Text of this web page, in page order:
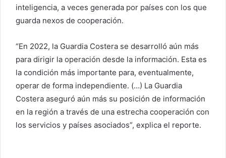
inteligencia, a veces generada por países con los que
guarda nexos de cooperación.
“En 2022, la Guardia Costera se desarrolló aún más
para dirigir la operación desde la información. Esta es
la condición más importante para, eventualmente,
operar de forma independiente. (…) La Guardia
Costera aseguró aún más su posición de información
en la región a través de una estrecha cooperación con
los servicios y países asociados”, explica el reporte.